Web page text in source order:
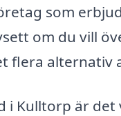
som
om du vill
flera alternativ
i Kulltorp är